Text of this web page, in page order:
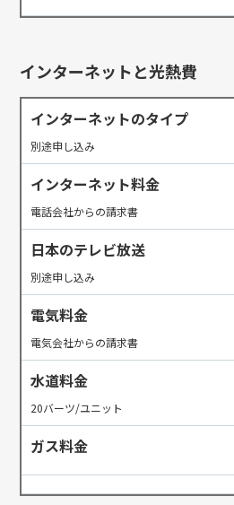
インターネットと光熱費
インターネットのタイプ
別途申し込み
インターネット料金
電話会社からの請求書
日本のテレビ放送
別途申し込み
電気料金
電気会社からの請求書
水道料金
20バーツ/ユニット
ガス料金